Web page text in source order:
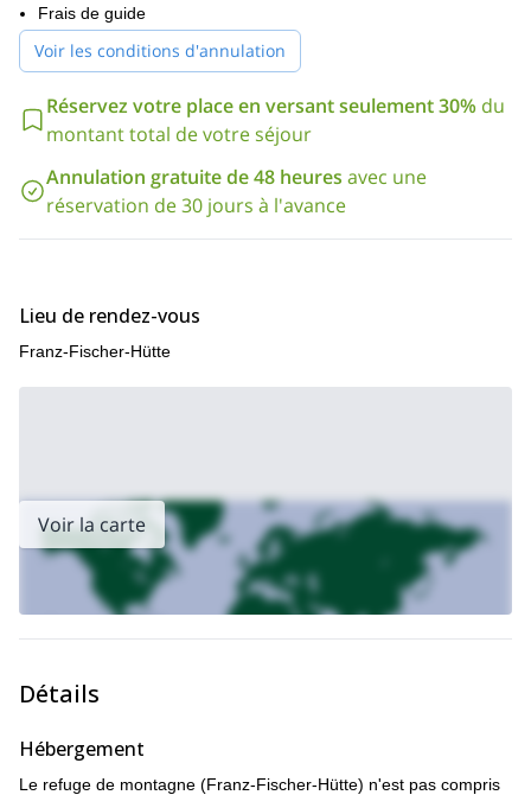
visité par plusieurs alpinistes célèbres dans le passé.
Nous grimperons parmi les voies de niveau III à IV (voire plus),
sur des roches calcaires solides et rugueuses.
En outre, vous recevrez une formation complète, comprenant les
techniques de sécurité, la construction de stands, la planification
d'un programme d'escalade, la connaissance du matériel
technique, la descente en rappel et l'improvisation d'un
sauvetage en montagne (extension de corde, techniques).
pendant un week-end. Il faut aussi tenir compte du fait qu'il y a 2
à 3 heures de marche jusqu'au refuge.
Frais de guide
Voir les conditions d'annulation
Réservez votre place en versant seulement 30% du
montant total de votre séjour
Annulation gratuite de 48 heures avec une
réservation de 30 jours à l'avance
Lieu de rendez-vous
Franz-Fischer-Hütte
Voir la carte
Détails
Hébergement
Le refuge de montagne (Franz-Fischer-Hütte) n'est pas compris